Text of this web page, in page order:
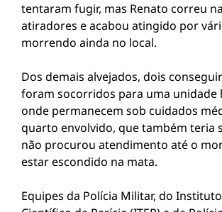
tentaram fugir, mas Renato correu
atiradores e acabou atingido por
morrendo ainda no local.
Dos demais alvejados, dois
foram socorridos para uma unidade
onde permanecem sob cuidados
quarto envolvido, que também teria
não procurou atendimento até o
estar escondido na mata.
Equipes da Polícia Militar, do